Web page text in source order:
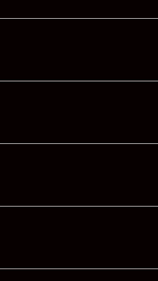
cas d’abus avéré, un
côté du château d’eau,
de fumer ou de vapoter
et fromage et également
route de Blaringhem 59173